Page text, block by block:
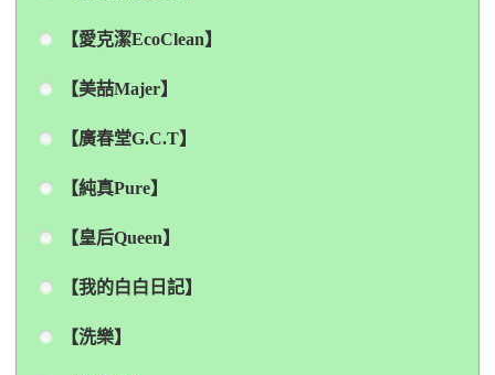
【愛克潔EcoClean】
【美喆Majer】
【廣春堂G.C.T】
【純真Pure】
【皇后Queen】
【我的白白日記】
【洗樂】